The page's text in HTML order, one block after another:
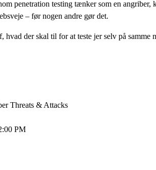
penetration testing tænker som en angriber,
– før nogen andre gør det.
der skal til for at teste jer selv på samme
Threats & Attacks
PM